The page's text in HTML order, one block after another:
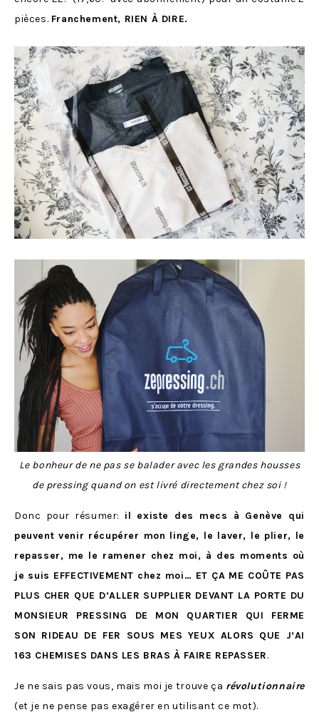
pièces. Franchement, RIEN À DIRE.
Le bonheur de ne pas se balader avec les grandes housses
de pressing quand on est livré directement chez soi !
Donc pour résumer: il existe des mecs à Genève qui
peuvent venir récupérer mon linge, le laver, le plier, le
repasser, me le ramener chez moi, à des moments où
je suis EFFECTIVEMENT chez moi… ET ÇA ME COÛTE PAS
PLUS CHER QUE D’ALLER SUPPLIER DEVANT LA PORTE DU
MONSIEUR PRESSING DE MON QUARTIER QUI FERME
SON RIDEAU DE FER SOUS MES YEUX ALORS QUE J’AI
163 CHEMISES DANS LES BRAS À FAIRE REPASSER.
Je ne sais pas vous, mais moi je trouve ça révolutionnaire
(et je ne pense pas exagérer en utilisant ce mot).